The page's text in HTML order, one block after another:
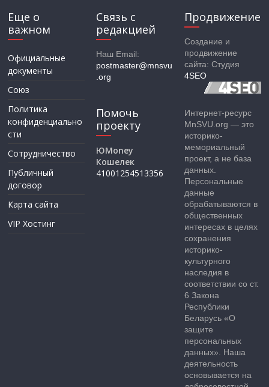
Еще о
важном
Официальные
документы
Союз
Политика
конфиденциально
сти
Сотрудничество
Публичный
договор
Карта сайта
VIP Хостинг
Связь с
редакцией
Наш Email:
postmaster@mnsvu
.org
Помочь
проекту
ЮMoney
Кошелек
41001254513356
Продвижение
Создание и
продвижение
сайта: Студия
4SEO
Интернет-ресурс
MnSVU.org — это
историко-
мемориальный
проект, а не база
данных.
Персональные
данные
обрабатываются в
общественных
интересах в целях
сохранения
историко-
культурного
наследия в
соответствии со ст.
6 Закона
Республики
Беларусь «О
защите
персональных
данных». Наша
деятельность
основывается на